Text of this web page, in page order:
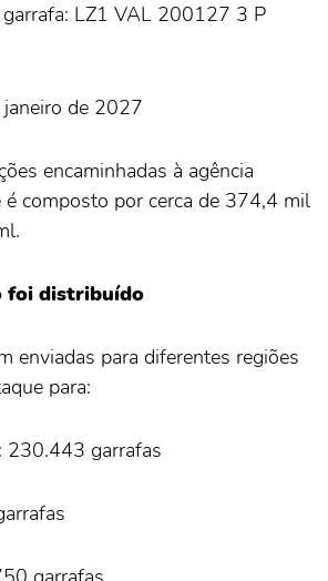
garrafa: LZ1 VAL 200127 3 P
de 2027
encaminhadas à agência
composto por cerca de 374,4 mil
foi distribuído
enviadas para diferentes regiões
para:
230.443 garrafas